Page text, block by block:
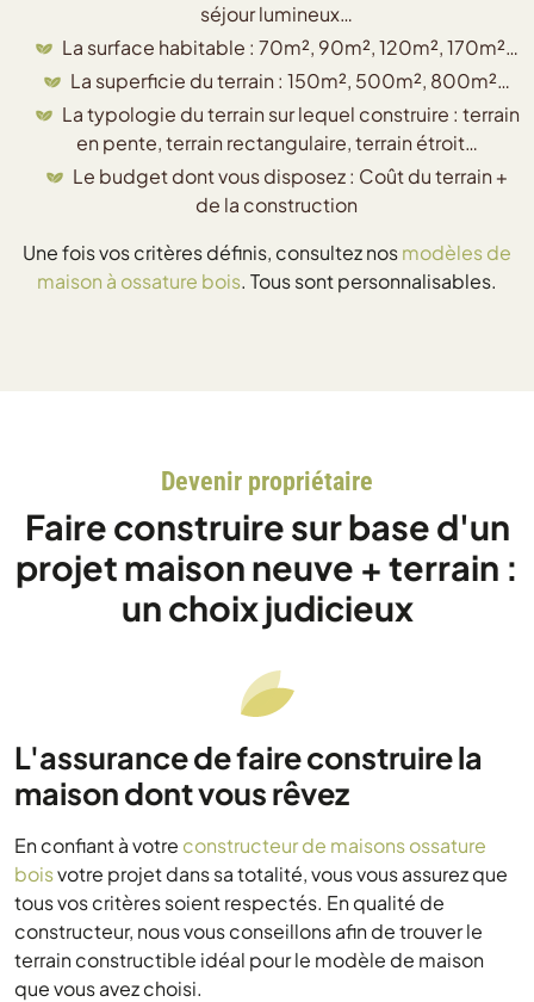
séjour lumineux…
La surface habitable : 70m², 90m², 120m², 170m²…
La superficie du terrain : 150m², 500m², 800m²…
La typologie du terrain sur lequel construire : terrain
en pente, terrain rectangulaire, terrain étroit…
Le budget dont vous disposez : Coût du terrain +
de la construction
Une fois vos critères définis, consultez nosmodèles de
maison à ossature bois. Tous sont personnalisables.
Devenir propriétaire
Faire construire sur base d'un
projet maison neuve + terrain :
un choix judicieux
L'assurance de faire construire la
maison dont vous rêvez
En confiant à votre constructeur de maisons ossature
boisvotre projet dans sa totalité, vous vous assurez que
tous vos critères soient respectés. En qualité de
constructeur, nous vous conseillons afin de trouver le
terrain constructible idéal pour le modèle de maison
que vous avez choisi.